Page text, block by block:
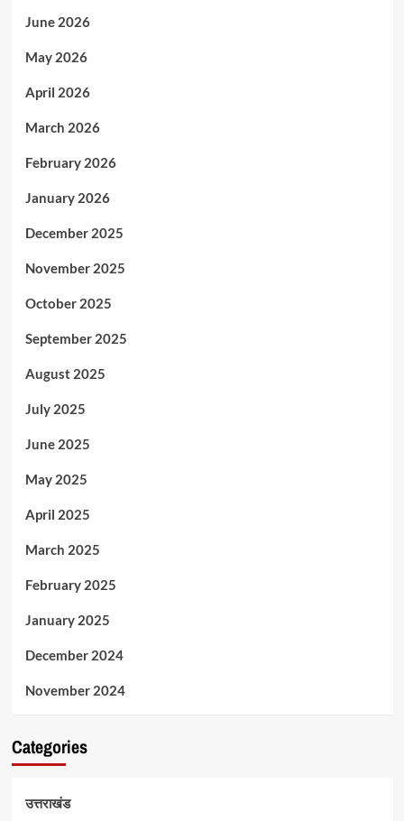
June 2026
May 2026
April 2026
March 2026
February 2026
January 2026
December 2025
November 2025
October 2025
September 2025
August 2025
July 2025
June 2025
May 2025
April 2025
March 2025
February 2025
January 2025
December 2024
November 2024
Categories
उत्तराखंड